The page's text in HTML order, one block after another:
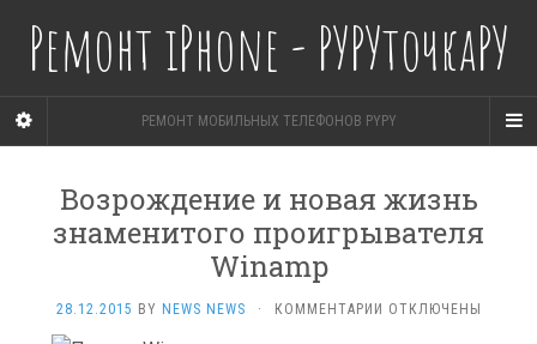
Ремонт iPhone - РУРУточкаРУ
РЕМОНТ МОБИЛЬНЫХ ТЕЛЕФОНОВ PYPY
Возрождение и новая жизнь
знаменитого проигрывателя
Winamp
28.12.2015 BY NEWS NEWS · КОММЕНТАРИИ КОТКЛЮЧЕНЫ